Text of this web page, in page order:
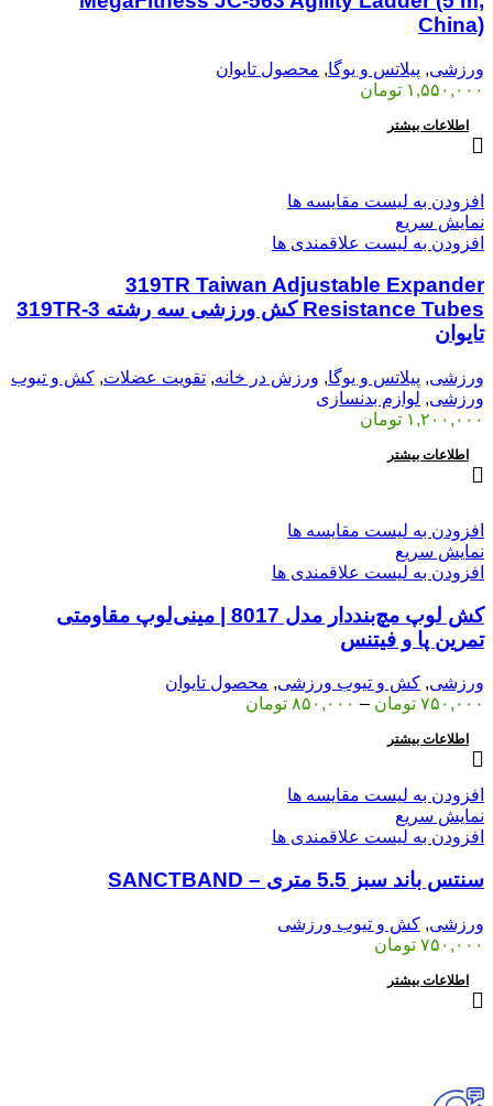
China)
ورزشی, پیلاتس و یوگا, محصول تایوان
۱,۵۵۰,۰۰۰ تومان
اطلاعات بیشتر
افزودن به لیست مقایسه ها
نمایش سریع
افزودن به لیست علاقمندی ها
319TR Taiwan Adjustable Expander
Resistance Tubes کش ورزشی سه رشته 3-319TR
تایوان
ورزشی, پیلاتس و یوگا, ورزش در خانه, تقویت عضلات, کش و تیوب
ورزشی, لوازم بدنسازی
۱,۲۰۰,۰۰۰ تومان
اطلاعات بیشتر
افزودن به لیست مقایسه ها
نمایش سریع
افزودن به لیست علاقمندی ها
کش لوپ مچ‌بنددار مدل 8017 | مینی‌لوپ مقاومتی
تمرین پا و فیتنس
ورزشی, کش و تیوب ورزشی, محصول تایوان
۷۵۰,۰۰۰ تومان – ۸۵۰,۰۰۰ تومان
اطلاعات بیشتر
افزودن به لیست مقایسه ها
نمایش سریع
افزودن به لیست علاقمندی ها
سنتس باند سبز 5.5 متری – SANCTBAND
ورزشی, کش و تیوب ورزشی
۷۵۰,۰۰۰ تومان
اطلاعات بیشتر